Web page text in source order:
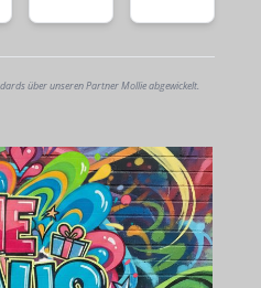
über unseren Partner Mollie abgewickelt.